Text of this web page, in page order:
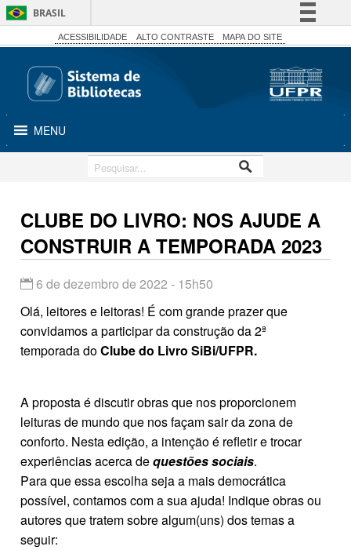
BRASIL
Simplifique!
Canais
ACESSIBILIDADE ALTO CONTRASTE MAPA DO SITE
MENU
CLUBE DO LIVRO: NOS AJUDE A
CONSTRUIR A TEMPORADA 2023
6 de dezembro de 2022 - 15h50
Olá, leitores e leitoras! É com grande prazer que
convidamos a participar da construção da 2ª
temporada doClube do Livro SiBi/UFPR.
A proposta é discutir obras que nos proporcionem
leituras de mundo que nos façam sair da zona de
conforto. Nesta edição, a intenção é refletir e trocar
experiências acerca dequestões sociais.
Para que essa escolha seja a mais democrática
possível, contamos com a sua ajuda! Indique obras ou
autores que tratem sobre algum(uns) dos temas a
seguir: